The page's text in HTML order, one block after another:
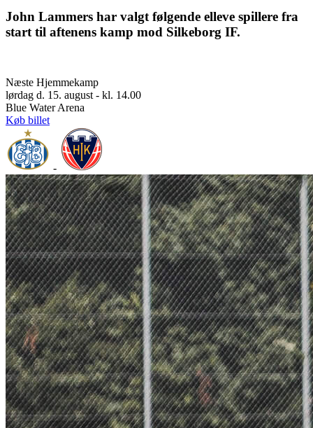
John Lammers har valgt følgende elleve spillere fra
start til aftenens kamp mod Silkeborg IF.
Næste Hjemmekamp
lørdag d. 15. august - kl. 14.00
Blue Water Arena
Køb billet
-